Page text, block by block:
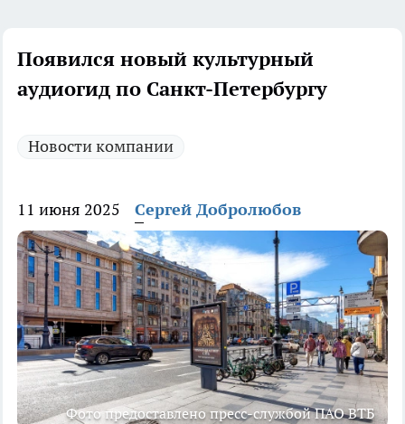
Появился новый культурный
аудиогид по Санкт-Петербургу
Новости компании
11 июня 2025 Сергей Добролюбов
Фото предоставлено пресс-службой ПАО ВТБ